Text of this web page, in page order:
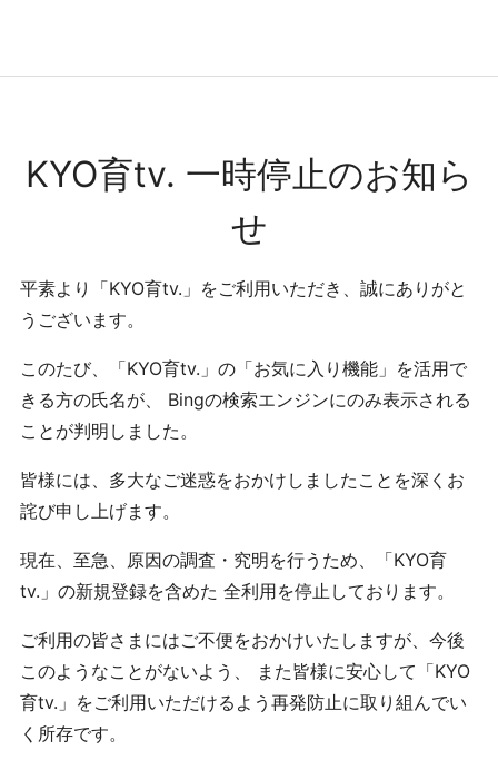
コンテンツへ
ホーム
KYO育tv. 一時停止のお知ら
せ
平素より「KYO育tv.」をご利用いただき、誠にありがと
うございます。
このたび、「KYO育tv.」の「お気に入り機能」を活用で
きる方の氏名が、 Bingの検索エンジンにのみ表示される
ことが判明しました。
皆様には、多大なご迷惑をおかけしましたことを深くお
詫び申し上げます。
現在、至急、原因の調査・究明を行うため、「KYO育
tv.」の新規登録を含めた 全利用を停止しております。
ご利用の皆さまにはご不便をおかけいたしますが、今後
このようなことがないよう、 また皆様に安心して「KYO
育tv.」をご利用いただけるよう再発防止に取り組んでい
く所存です。